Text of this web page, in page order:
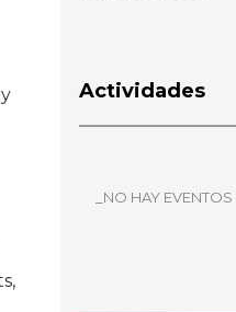
Actividades
_NO HAY EVENTOS